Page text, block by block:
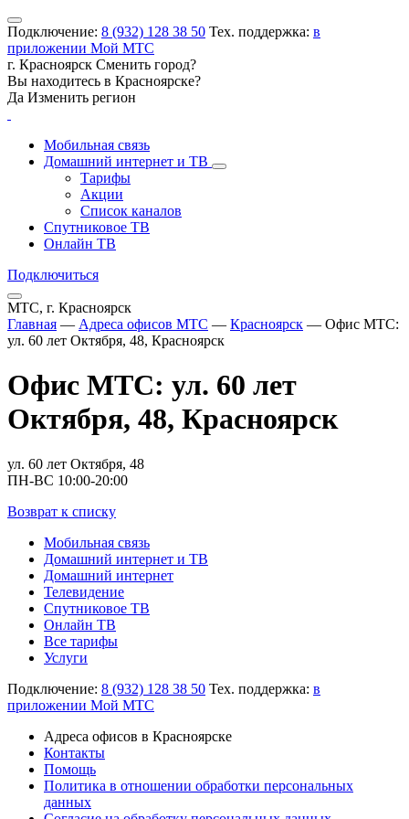
Подключение: 8 (932) 128 38 50 Тех. поддержка: в
приложении Мой МТС
г. Красноярск Сменить город?
Вы находитесь в Красноярске?
Да Изменить регион
Мобильная связь
Домашний интернет и ТВ
Тарифы
Акции
Список каналов
Спутниковое ТВ
Онлайн ТВ
Подключиться
МТС, г. Красноярск
Главная — Адреса офисов МТС — Красноярск — Офис МТС:
ул. 60 лет Октября, 48, Красноярск
Офис МТС: ул. 60 лет
Октября, 48, Красноярск
ул. 60 лет Октября, 48
ПН-ВС 10:00-20:00
Возврат к списку
Мобильная связь
Домашний интернет и ТВ
Домашний интернет
Телевидение
Спутниковое ТВ
Онлайн ТВ
Все тарифы
Услуги
Подключение: 8 (932) 128 38 50 Тех. поддержка: в
приложении Мой МТС
Адреса офисов в Красноярске
Контакты
Помощь
Политика в отношении обработки персональных
данных